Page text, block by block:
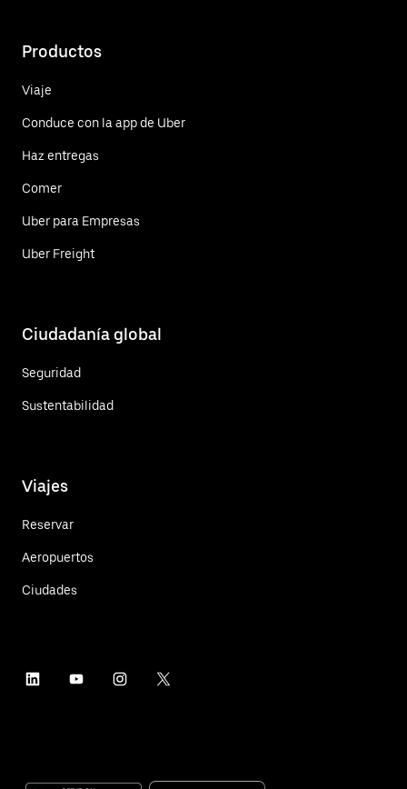
Productos
Viaje
Conduce con la app de Uber
Haz entregas
Comer
Uber para Empresas
Uber Freight
Ciudadanía global
Seguridad
Sustentabilidad
Viajes
Reservar
Aeropuertos
Ciudades